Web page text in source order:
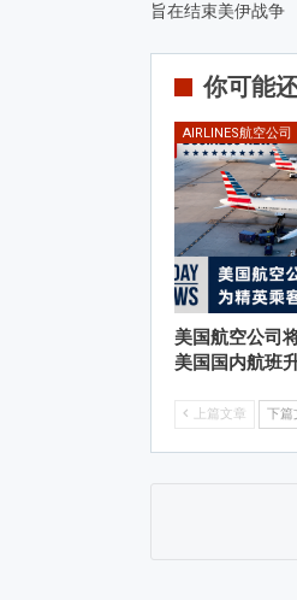
旨在结束美伊战争
你可能
AIRLINES航空公司
美国航空公司
美国国内航班
上篇文章 下篇